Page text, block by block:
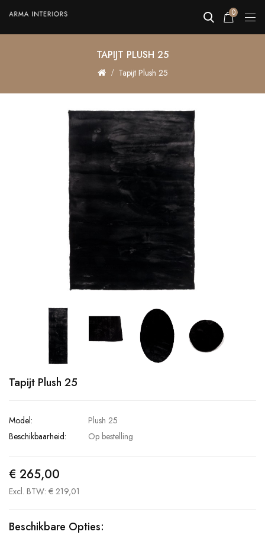
0
TAPIJT PLUSH 25
Tapijt Plush 25
Tapijt Plush 25
Model:
Plush 25
Beschikbaarheid:
Op bestelling
€ 265,00
Excl. BTW: € 219,01
Beschikbare Opties: